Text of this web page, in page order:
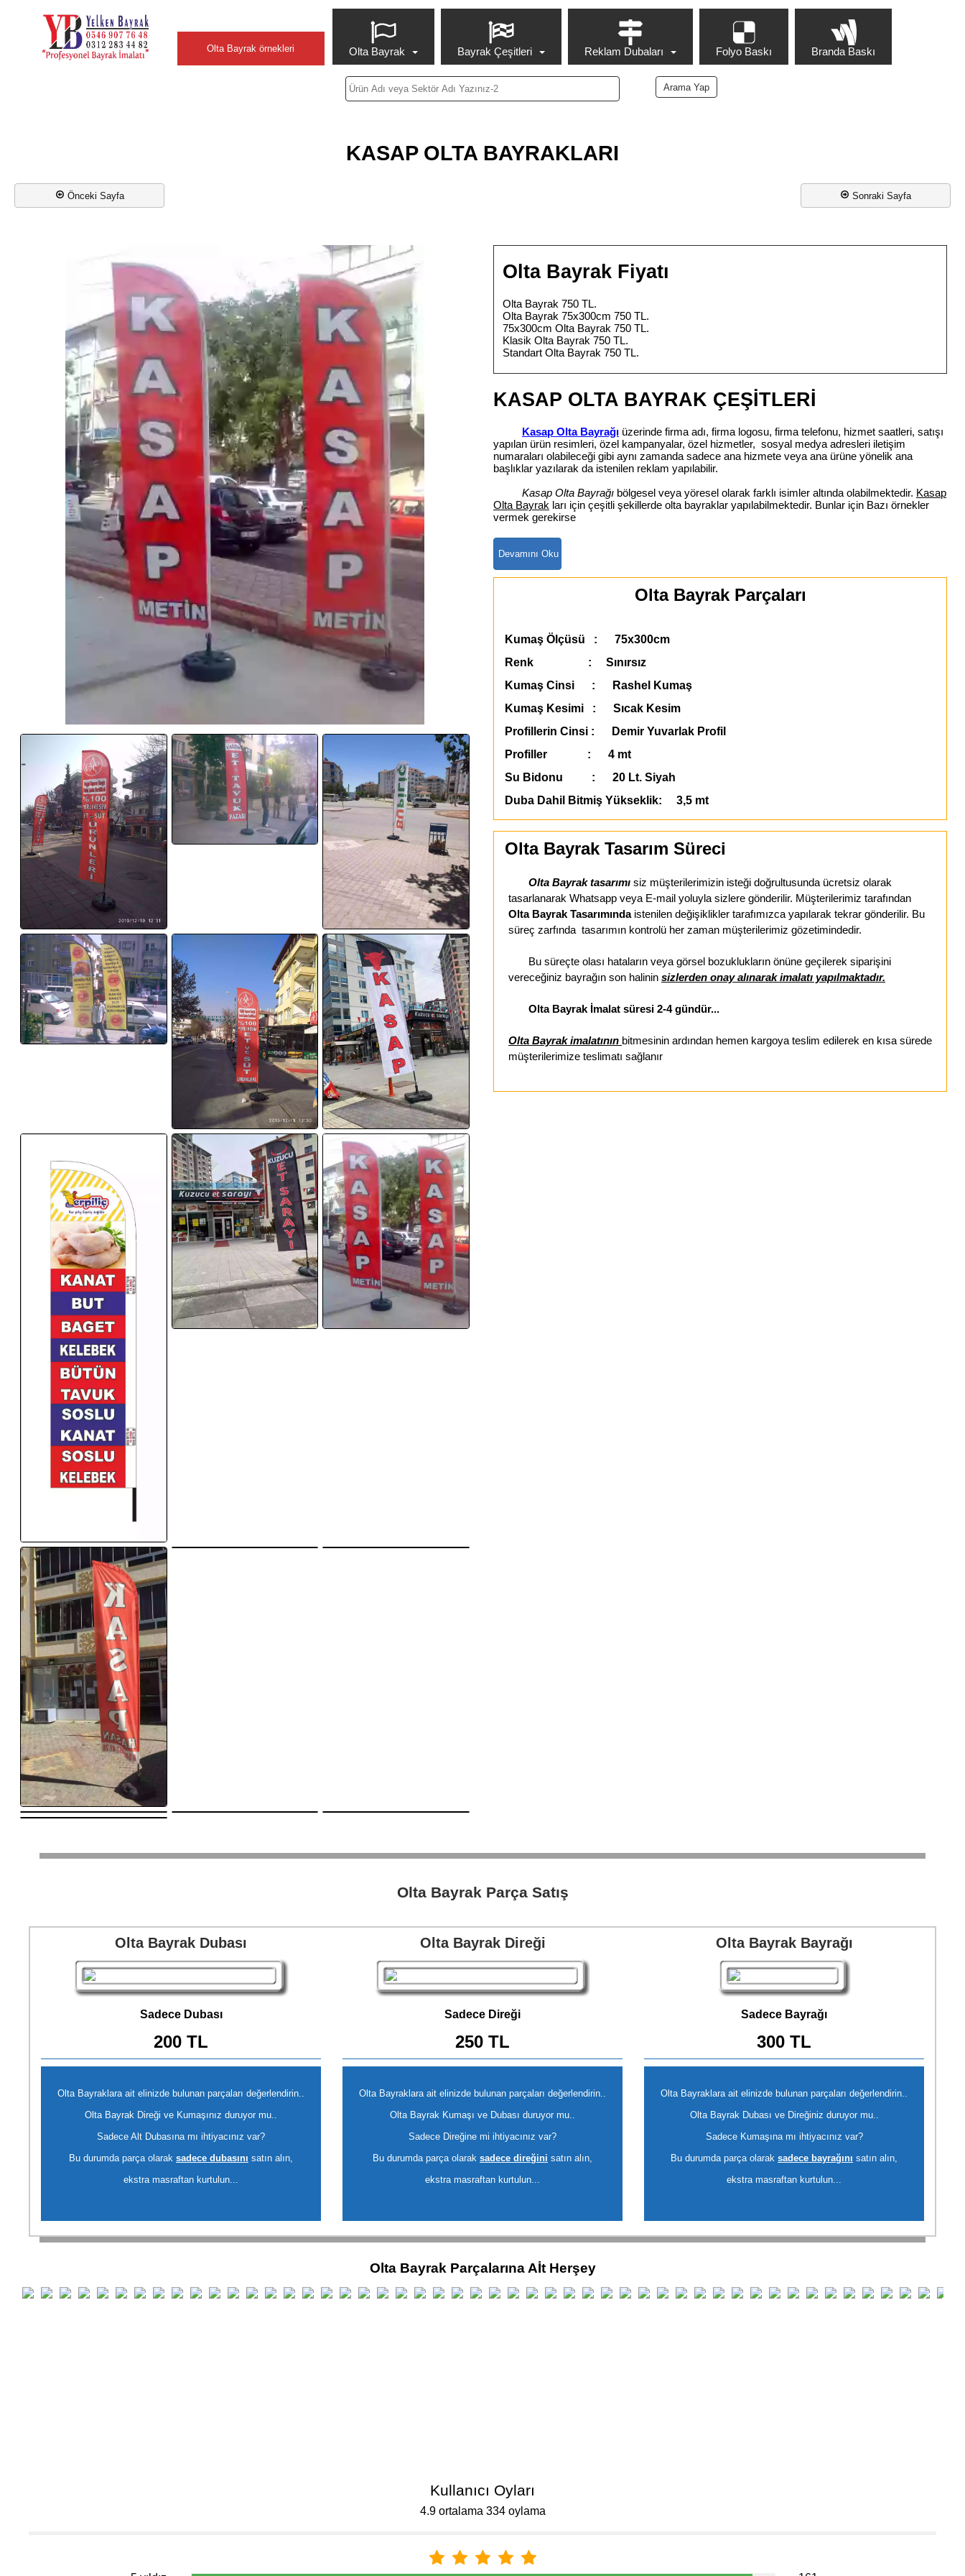
Olta Bayrak örnekleri Olta Bayrak Bayrak Çeşitleri Reklam Dubaları Folyo Baskı Branda Baskı
KASAP OLTA BAYRAKLARI
Önceki Sayfa Sonraki Sayfa
Olta Bayrak Fiyatı
Olta Bayrak 750 TL.
Olta Bayrak 75x300cm 750 TL.
75x300cm Olta Bayrak 750 TL.
Klasik Olta Bayrak 750 TL.
Standart Olta Bayrak 750 TL.
KASAP OLTA BAYRAK ÇEŞİTLERİ
Kasap Olta Bayrağı üzerinde firma adı, firma logosu, firma telefonu, hizmet saatleri, satışı
yapılan ürün resimleri, özel kampanyalar, özel hizmetler, sosyal medya adresleri iletişim
numaraları olabileceği gibi aynı zamanda sadece ana hizmete veya ana ürüne yönelik ana
başlıklar yazılarak da istenilen reklam yapılabilir.
Kasap Olta Bayrağı bölgesel veya yöresel olarak farklı isimler altında olabilmektedir. Kasap
Olta Bayrak ları için çeşitli şekillerde olta bayraklar yapılabilmektedir. Bunlar için Bazı örnekler
vermek gerekirse
Olta Bayrak Parçaları
Kumaş Ölçüsü : 75x300cm
Renk : Sınırsız
Kumaş Cinsi : Rashel Kumaş
Kumaş Kesimi : Sıcak Kesim
Profillerin Cinsi : Demir Yuvarlak Profil
Profiller : 4 mt
Su Bidonu : 20 Lt. Siyah
Duba Dahil Bitmiş Yükseklik: 3,5 mt
Olta Bayrak Tasarım Süreci
Olta Bayrak tasarımı siz müşterilerimizin isteği doğrultusunda ücretsiz olarak
tasarlanarak Whatsapp veya E-mail yoluyla sizlere gönderilir. Müşterilerimiz tarafından
Olta Bayrak Tasarımında istenilen değişiklikler tarafımızca yapılarak tekrar gönderilir. Bu
süreç zarfında tasarımın kontrolü her zaman müşterilerimiz gözetimindedir.
Bu süreçte olası hataların veya görsel bozuklukların önüne geçilerek siparişini
vereceğiniz bayrağın son halinin sizlerden onay alınarak imalatı yapılmaktadır.
Olta Bayrak İmalat süresi 2-4 gündür...
Olta Bayrak imalatının bitmesinin ardından hemen kargoya teslim edilerek en kısa sürede
müşterilerimize teslimatı sağlanır
Olta Bayrak Parça Satış
Olta Bayrak Dubası
Sadece Dubası
200 TL
Olta Bayraklara ait elinizde bulunan parçaları değerlendirin..
Olta Bayrak Direği ve Kumaşınız duruyor mu..
Sadece Alt Dubasına mı ihtiyacınız var?
Bu durumda parça olarak sadece dubasını satın alın,
ekstra masraftan kurtulun...
Olta Bayrak Direği
Sadece Direği
250 TL
Olta Bayraklara ait elinizde bulunan parçaları değerlendirin..
Olta Bayrak Kumaşı ve Dubası duruyor mu..
Sadece Direğine mi ihtiyacınız var?
Bu durumda parça olarak sadece direğini satın alın,
ekstra masraftan kurtulun...
Olta Bayrak Bayrağı
Sadece Bayrağı
300 TL
Olta Bayraklara ait elinizde bulunan parçaları değerlendirin..
Olta Bayrak Dubası ve Direğiniz duruyor mu..
Sadece Kumaşına mı ihtiyacınız var?
Bu durumda parça olarak sadece bayrağını satın alın,
ekstra masraftan kurtulun...
Olta Bayrak Parçalarına Aİt Herşey
Kullanıcı Oyları
4.9 ortalama 334 oylama